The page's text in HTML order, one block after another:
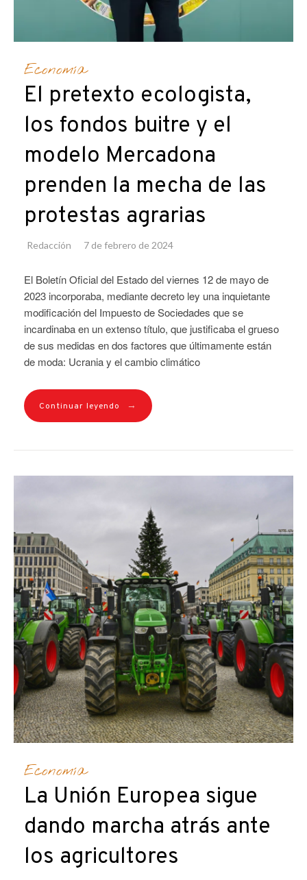
Economía
El pretexto ecologista,
los fondos buitre y el
modelo Mercadona
prenden la mecha de las
protestas agrarias
Redacción 7 de febrero de 2024
El Boletín Oficial del Estado del viernes 12 de mayo de
2023 incorporaba, mediante decreto ley una inquietante
modificación del Impuesto de Sociedades que se
incardinaba en un extenso título, que justificaba el grueso
de sus medidas en dos factores que últimamente están
de moda: Ucrania y el cambio climático
Continuar leyendo →
Economía
La Unión Europea sigue
dando marcha atrás ante
los agricultores